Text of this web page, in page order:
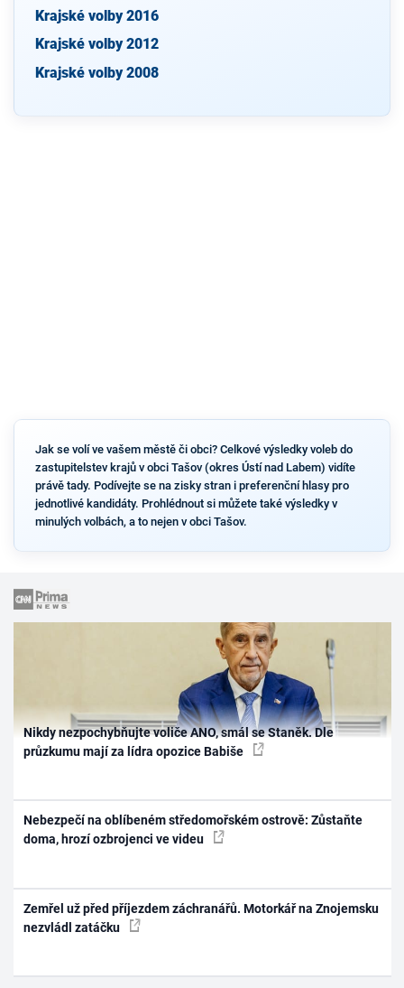
Krajské volby 2016
Krajské volby 2012
Krajské volby 2008
Jak se volí ve vašem městě či obci? Celkové výsledky voleb do
zastupitelstev krajů v obci Tašov (okres Ústí nad Labem) vidíte
právě tady. Podívejte se na zisky stran i preferenční hlasy pro
jednotlivé kandidáty. Prohlédnout si můžete také výsledky v
minulých volbách, a to nejen v obci Tašov.
Nikdy nezpochybňujte voliče ANO, smál se Staněk. Dle
průzkumu mají za lídra opozice Babiše
Nebezpečí na oblíbeném středomořském ostrově: Zůstaňte
doma, hrozí ozbrojenci ve videu
Zemřel už před příjezdem záchranářů. Motorkář na Znojemsku
nezvládl zatáčku